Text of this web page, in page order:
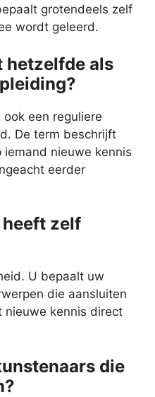
grotendeels zelf
wordt geleerd.
hetzelfde als
een reguliere
De term beschrijft
nieuwe kennis
eerder
zelf
U bepaalt uw
die aansluiten
nieuwe kennis direct
die